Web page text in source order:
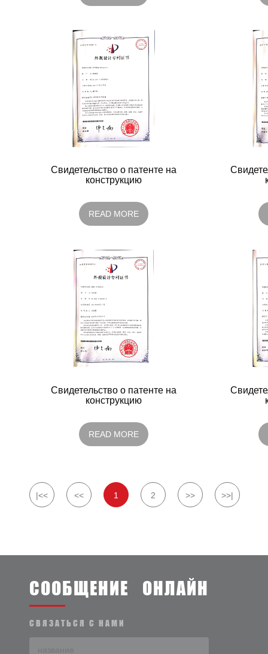
Свидетельство о патенте на
конструкцию
READ MORE
Свидетельство о патенте на
конструкцию
READ MORE
|<< << 1 2 >> >>|
СООБЩЕНИЕ ОНЛАЙН
СВЯЗАТЬСЯ С НАМИ